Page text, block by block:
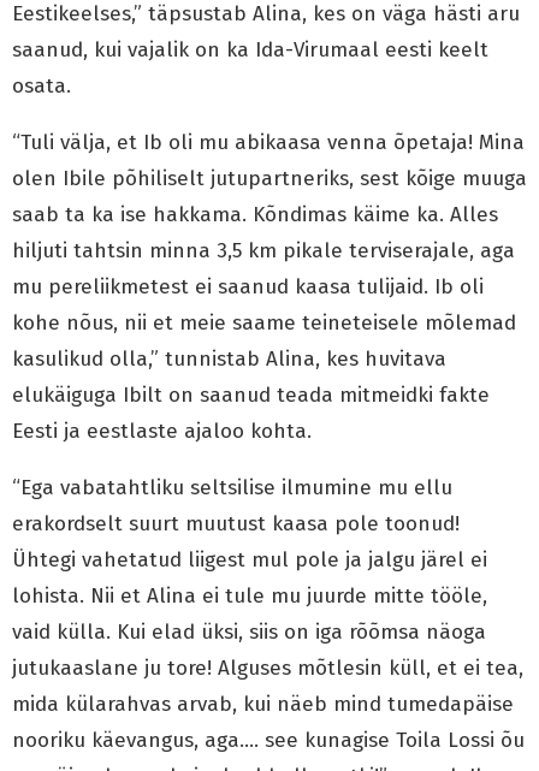
Eestikeelses,” täpsustab Alina, kes on väga hästi aru
saanud, kui vajalik on ka Ida-Virumaal eesti keelt
osata.
“Tuli välja, et Ib oli mu abikaasa venna õpetaja! Mina
olen Ibile põhiliselt jutupartneriks, sest kõige muuga
saab ta ka ise hakkama. Kõndimas käime ka. Alles
hiljuti tahtsin minna 3,5 km pikale terviserajale, aga
mu pereliikmetest ei saanud kaasa tulijaid. Ib oli
kohe nõus, nii et meie saame teineteisele mõlemad
kasulikud olla,” tunnistab Alina, kes huvitava
elukäiguga Ibilt on saanud teada mitmeidki fakte
Eesti ja eestlaste ajaloo kohta.
“Ega vabatahtliku seltsilise ilmumine mu ellu
erakordselt suurt muutust kaasa pole toonud!
Ühtegi vahetatud liigest mul pole ja jalgu järel ei
lohista. Nii et Alina ei tule mu juurde mitte tööle,
vaid külla. Kui elad üksi, siis on iga rõõmsa näoga
jutukaaslane ju tore! Alguses mõtlesin küll, et ei tea,
mida külarahvas arvab, kui näeb mind tumedapäise
nooriku käevangus, aga…. see kunagise Toila Lossi õu